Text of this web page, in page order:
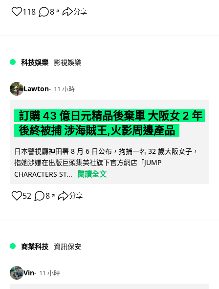
118 8 ↗ 分享
科技娛樂 影視娛樂
Lawton 11 小時
訂購 43 億日元精品後棄單 大阪女 2 年
後終被捕 涉海賊王,火影周邊產品
日本警視廳神田署 8 月 6 日公布，拘捕一名 32 歲大阪女子，
指她涉嫌在出版巨頭集英社旗下官方網店「JUMP
CHARACTERS ST...
閱讀全文
52 8 ↗ 分享
商業科技 資訊保安
Vin 11 小時